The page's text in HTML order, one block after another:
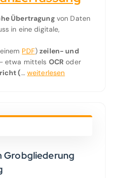
Übertragungvon Daten
in eine digitale,
PDF)zeilen- und
etwa mittels OCR oder
(… weiterlesen
Grobgliederung